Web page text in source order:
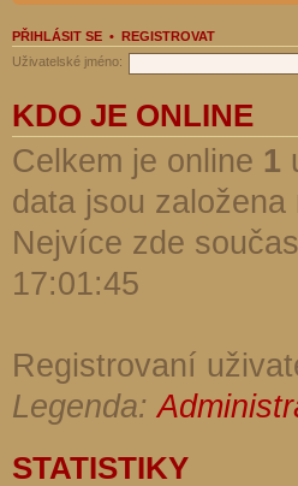
PŘIHLÁSIT SE • REGISTROVAT
Uživatelské jméno:
KDO JE ONLINE
Celkem je online 1
data jsou
Nejvíce zde
17:01:45
Registrovaní
Legenda:
STATISTIKY